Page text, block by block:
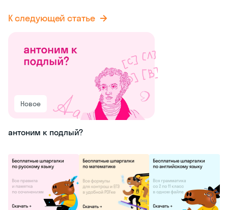
К следующей статье
Новое
антоним к подлый?